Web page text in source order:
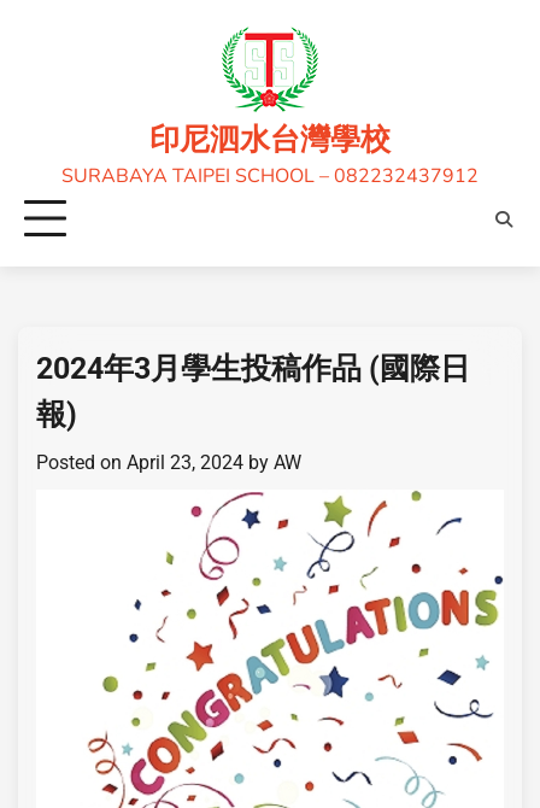
印尼泗水台灣學校
SURABAYA TAIPEI SCHOOL – 082232437912
2024年3月學生投稿作品 (國際日
報)
Posted on April 23, 2024 by AW